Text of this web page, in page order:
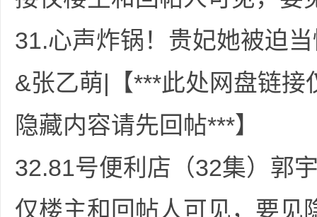
31.心声炸锅！贵妃她被迫
&张乙萌|【***此处网盘链
隐藏内容请先回帖***】
32.81号便利店（32集）郭
仅楼主和回帖人可见，要见